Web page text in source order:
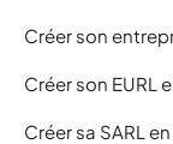
Créer son
Créer son EURL
Créer sa SARL